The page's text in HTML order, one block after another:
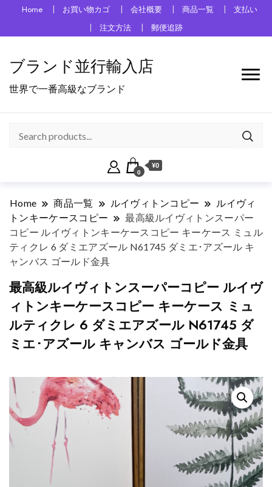
Home お買い物カゴ 会社概要 商品一覧
支払い
注文方法
郵便追跡
ブランド並行輸入店
世界で一番高級なブランド
0
¥0
Home 商品一覧 ルイヴィトンコピー
ルイヴィ
トンキーケースコピー
最高級ルイヴィトンスーパー
コピー ルイヴィトンキーケースコピー キーケース ミュル
ティクレ 6 ダミエアズール N61745 ダミエ･アズール キ
ャンバス ゴールド金具
最高級ルイヴィトンスーパーコピー ルイヴ
ィトンキーケースコピー キーケース ミュ
ルティクレ 6 ダミエアズール N61745 ダ
ミエ･アズール キャンバス ゴールド金具